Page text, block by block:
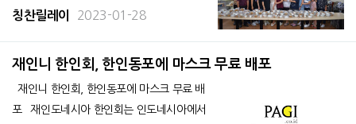
(담임목사 김완일)에서는 매주 도시락을 만들
에서 도시락 나눔을 담당하는 러빙 핸드 팀(L
250여 개를 준비하여
칭찬릴레이 2023-01-28
재인니 한인회, 한인동포에 마스크 무료 배포
재인니 한인회, 한인동포에 마스크 무료 배
포 재인도네시아 한인회는 인도네시아에서